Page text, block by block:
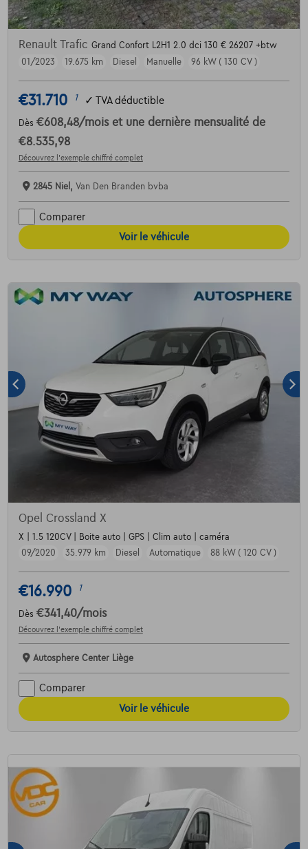
Renault Trafic Grand Confort L2H1 2.0 dci 130 € 26207 +btw
01/2023
19.675 km Diesel Manuelle 96 kW ( 130 CV )
€31.710 1 ✓ TVA déductible
Dès €608,48/mois et une dernière mensualité de
€8.535,98
Découvrez l’exemple chiffré complet
2845 Niel, Van Den Branden bvba
Comparer
Voir le véhicule
Opel Crossland X
X | 1.5 120CV | Boite auto | GPS | Clim auto | caméra
09/2020
35.979 km Diesel Automatique 88 kW ( 120 CV )
€16.990 1
Dès €341,40/mois
Découvrez l’exemple chiffré complet
Autosphere Center Liège
Comparer
Voir le véhicule